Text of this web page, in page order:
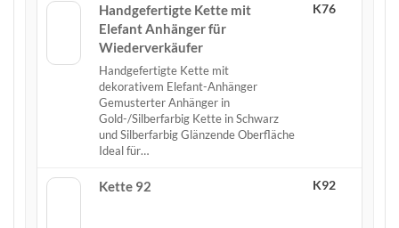
Handgefertigte Kette mit
Elefant Anhänger für
Wiederverkäufer
Handgefertigte Kette mit
dekorativem Elefant-Anhänger
Gemusterter Anhänger in
Gold-/Silberfarbig Kette in Schwarz
und Silberfarbig Glänzende Oberfläche
Ideal für…
K76
Kette 92 K92